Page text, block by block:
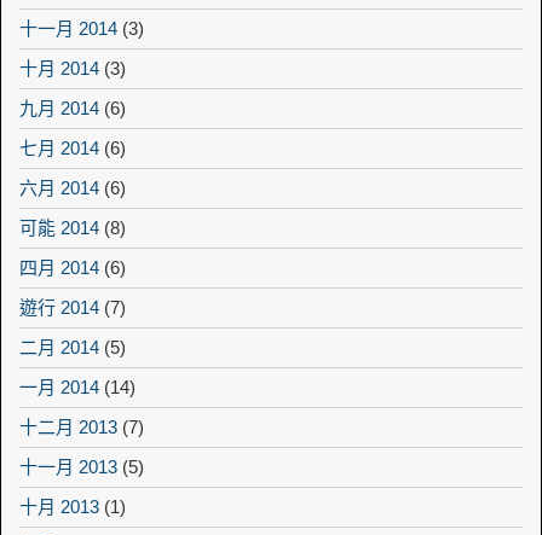
十一月 2014 (3)
十月 2014 (3)
九月 2014 (6)
七月 2014 (6)
六月 2014 (6)
可能 2014 (8)
四月 2014 (6)
遊行 2014 (7)
二月 2014 (5)
一月 2014 (14)
十二月 2013 (7)
十一月 2013 (5)
十月 2013 (1)